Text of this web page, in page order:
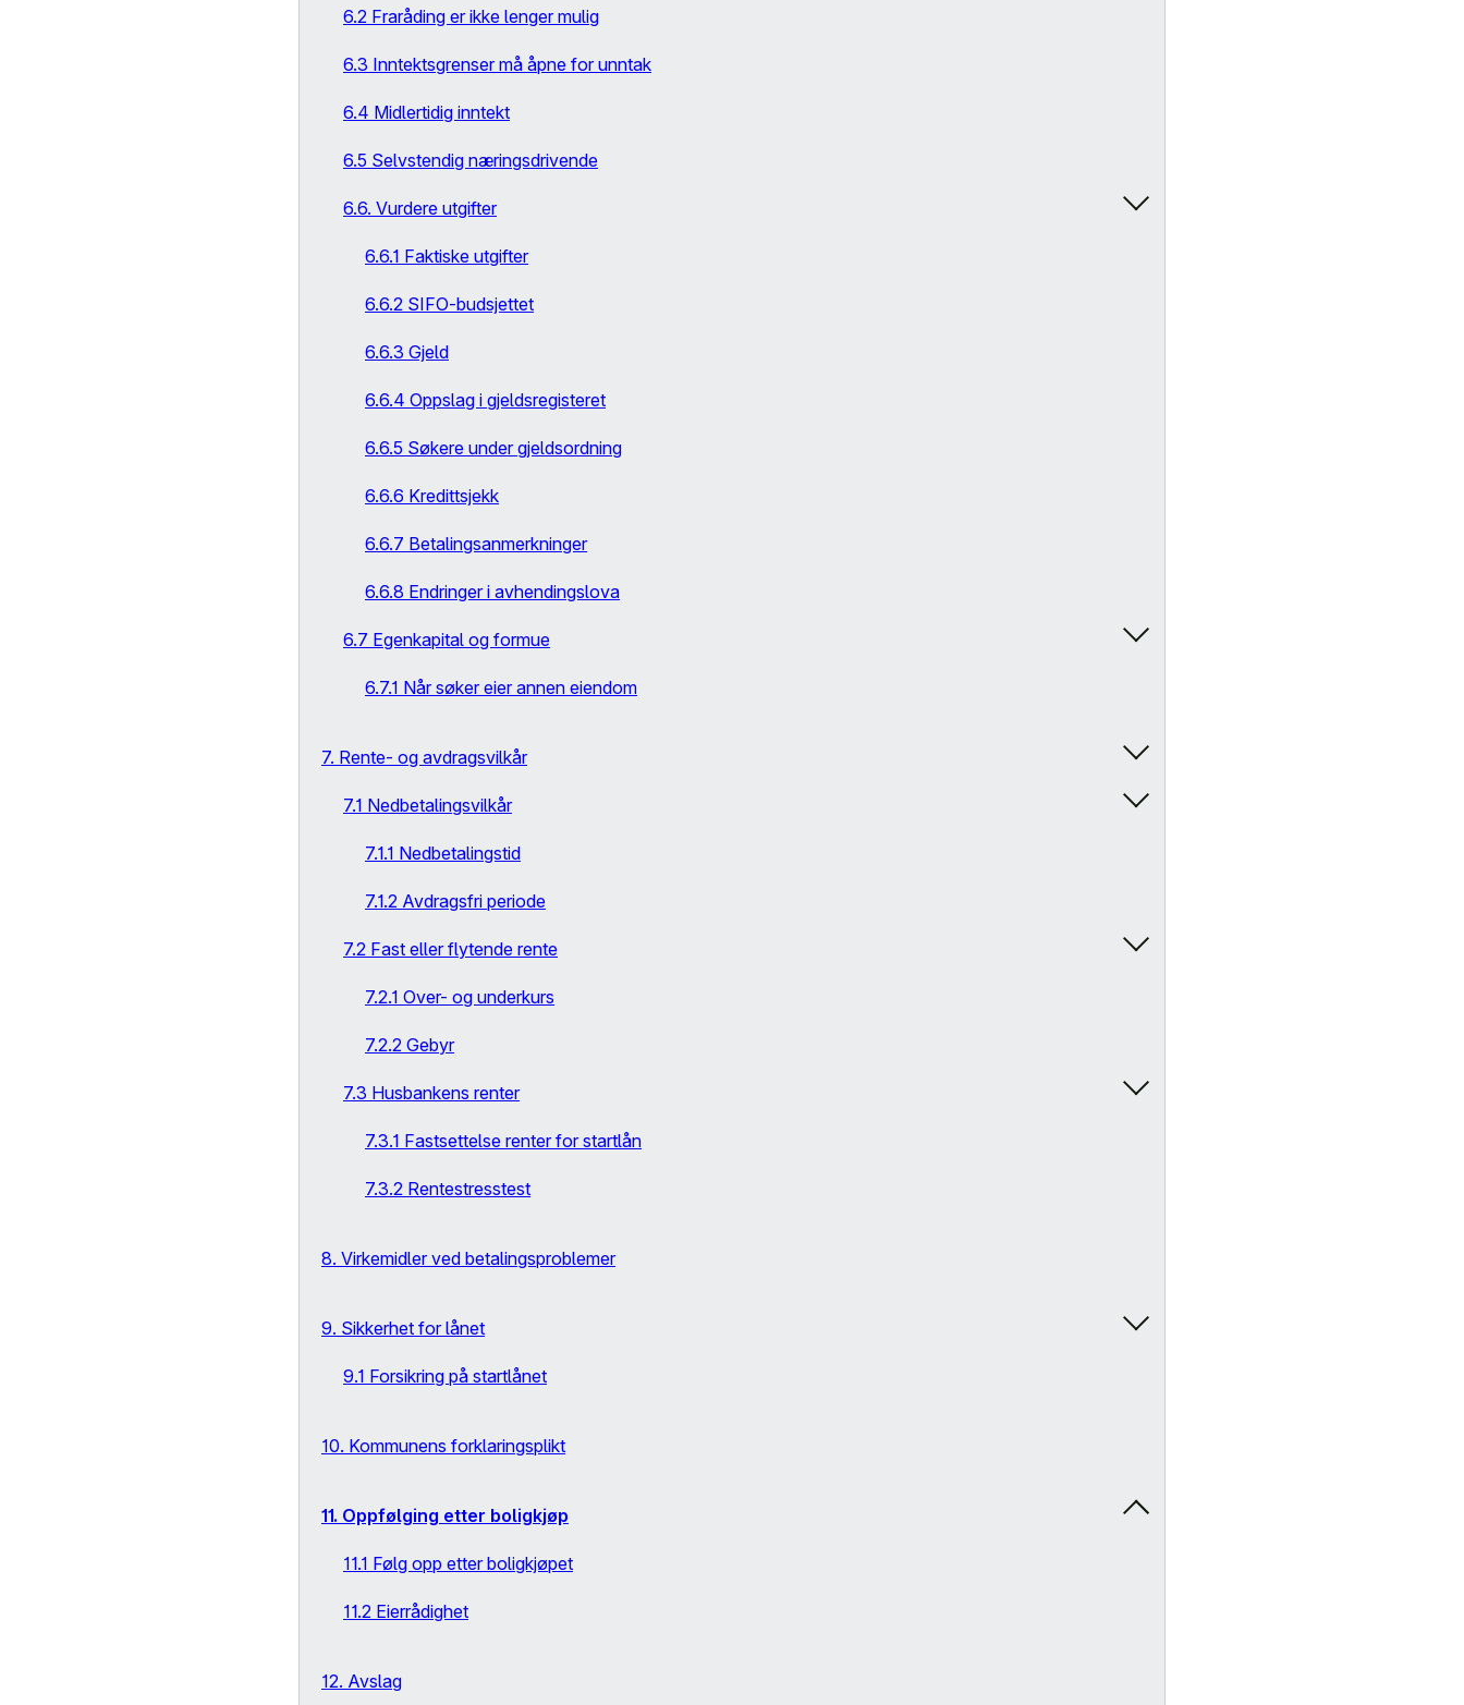
6.2 Fraråding er ikke lenger mulig
6.3 Inntektsgrenser må åpne for unntak
6.4 Midlertidig inntekt
6.5 Selvstendig næringsdrivende
6.6. Vurdere utgifter
6.6.1 Faktiske utgifter
6.6.2 SIFO-budsjettet
6.6.3 Gjeld
6.6.4 Oppslag i gjeldsregisteret
6.6.5 Søkere under gjeldsordning
6.6.6 Kredittsjekk
6.6.7 Betalingsanmerkninger
6.6.8 Endringer i avhendingslova
6.7 Egenkapital og formue
6.7.1 Når søker eier annen eiendom
7. Rente- og avdragsvilkår
7.1 Nedbetalingsvilkår
7.1.1 Nedbetalingstid
7.1.2 Avdragsfri periode
7.2 Fast eller flytende rente
7.2.1 Over- og underkurs
7.2.2 Gebyr
7.3 Husbankens renter
7.3.1 Fastsettelse renter for startlån
7.3.2 Rentestresstest
8. Virkemidler ved betalingsproblemer
9. Sikkerhet for lånet
9.1 Forsikring på startlånet
10. Kommunens forklaringsplikt
11. Oppfølging etter boligkjøp
11.1 Følg opp etter boligkjøpet
11.2 Eierrådighet
12. Avslag